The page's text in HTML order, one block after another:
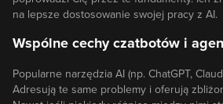
na lepsze dostosowanie swojej pracy z AI.
Wspólne cechy czatbotów i
Popularne narzędzia AI (np. ChatGPT,
Adresują te same problemy i oferują